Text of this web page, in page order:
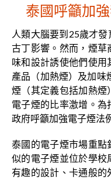
泰國呼籲加
人類大腦要到25歲才
古丁影響。然而，煙草
味和設計誘使他們使
產品（加熱煙）及加味
煙（其定義包括加熱煙
電子煙的比率激增。
政府呼籲加強電子煙法
泰國的電子煙市場重點
似的電子煙並位於學校
有趣的設計、卡通般